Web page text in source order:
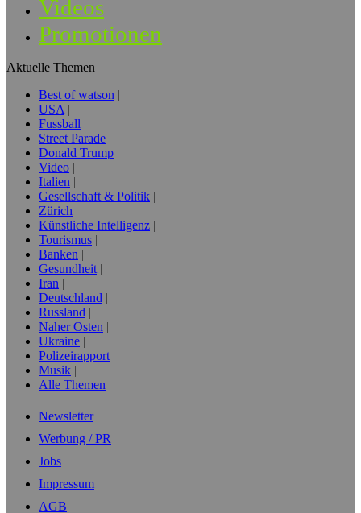
Videos
Promotionen
Aktuelle Themen
Best of watson
USA
Fussball
Street Parade
Donald Trump
Video
Italien
Gesellschaft & Politik
Zürich
Künstliche Intelligenz
Tourismus
Banken
Gesundheit
Iran
Deutschland
Russland
Naher Osten
Ukraine
Polizeirapport
Musik
Alle Themen
Newsletter
Werbung / PR
Jobs
Impressum
AGB